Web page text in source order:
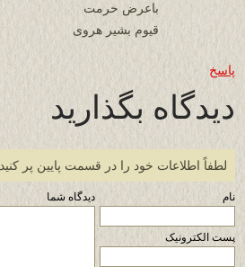
باعرض حرمت
قیوم بشیر هروی
پاسخ
دیدگاه بگذارید
لطفاً اطلاعات خود را در قسمت پایین پر کنید.
نام
پست الکترونیک
دیدگاه شما